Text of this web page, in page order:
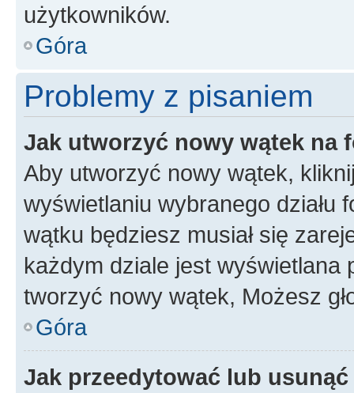
użytkowników.
Góra
Problemy z pisaniem
Jak utworzyć nowy wątek na
Aby utworzyć nowy wątek,
wyświetlaniu wybranego działu
wątku będziesz musiał się
każdym dziale jest wyświetlana
tworzyć nowy wątek, Możesz
Góra
Jak przeedytować lub